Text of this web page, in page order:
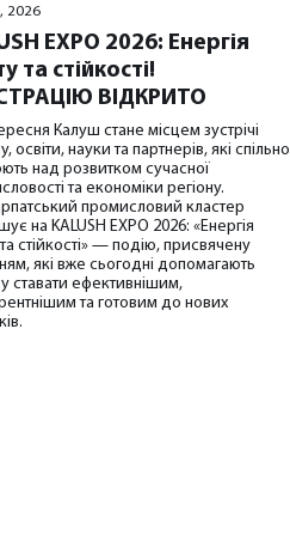
2026
EXPO 2026: Енергія
та стійкості!
ВІДКРИТО
Калуш стане місцем зустрічі
освіти, науки та партнерів, які спільно
над розвитком сучасної
та економіки регіону.
промисловий кластер
на KALUSH EXPO 2026: «Енергія
стійкості» — подію, присвячену
які вже сьогодні допомагають
ставати ефективнішим,
та готовим до нових